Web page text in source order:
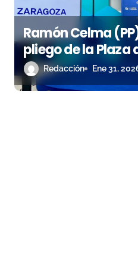
Ramón Celma
pliego de la Plaza
Zaragoza condena
Misericordia a la
Redacción Ene 31,